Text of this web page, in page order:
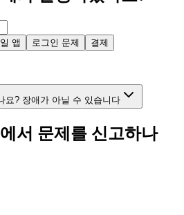
앱 로그인 문제
결제
요? 장애가 아닐 수 있습니다
서 문제를 신고하나